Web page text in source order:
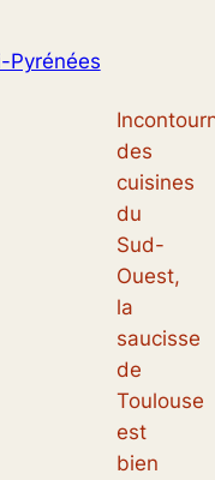
Pyrénées
des
cuisines
du
Sud-
Ouest,
la
saucisse
de
Toulouse
est
bien